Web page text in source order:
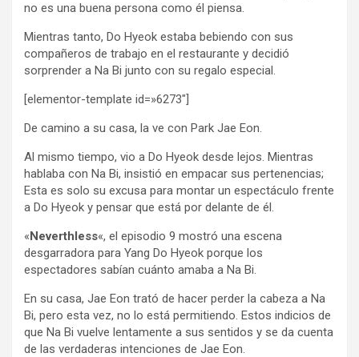
no es una buena persona como él piensa.
Mientras tanto, Do Hyeok estaba bebiendo con sus
compañeros de trabajo en el restaurante y decidió
sorprender a Na Bi junto con su regalo especial.
[elementor-template id=»6273″]
De camino a su casa, la ve con Park Jae Eon.
Al mismo tiempo, vio a Do Hyeok desde lejos. Mientras
hablaba con Na Bi, insistió en empacar sus pertenencias;
Esta es solo su excusa para montar un espectáculo frente
a Do Hyeok y pensar que está por delante de él.
«Neverthless«, el episodio 9 mostró una escena
desgarradora para Yang Do Hyeok porque los
espectadores sabían cuánto amaba a Na Bi.
En su casa, Jae Eon trató de hacer perder la cabeza a Na
Bi, pero esta vez, no lo está permitiendo. Estos indicios de
que Na Bi vuelve lentamente a sus sentidos y se da cuenta
de las verdaderas intenciones de Jae Eon.